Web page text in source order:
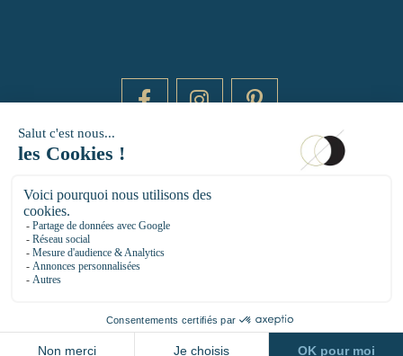
14 RUE DE BRETAGNE - 75003 PARIS
01 85 73 56 49